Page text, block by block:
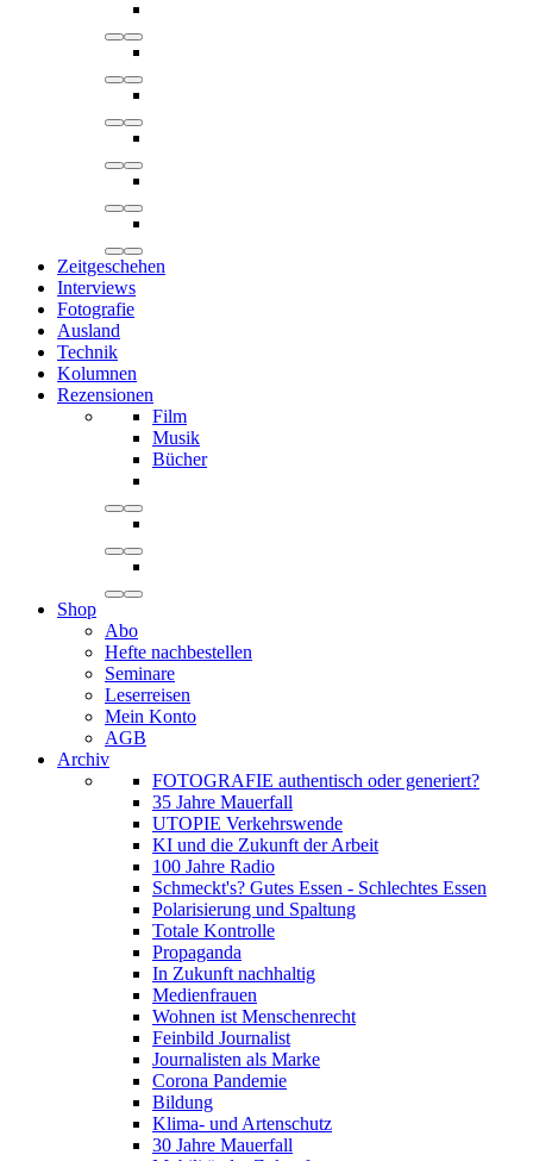
Zeitgeschehen
Interviews
Fotografie
Ausland
Technik
Kolumnen
Rezensionen
Film
Musik
Bücher
Shop
Abo
Hefte nachbestellen
Seminare
Leserreisen
Mein Konto
AGB
Archiv
FOTOGRAFIE authentisch oder generiert?
35 Jahre Mauerfall
UTOPIE Verkehrswende
KI und die Zukunft der Arbeit
100 Jahre Radio
Schmeckt's? Gutes Essen - Schlechtes Essen
Polarisierung und Spaltung
Totale Kontrolle
Propaganda
In Zukunft nachhaltig
Medienfrauen
Wohnen ist Menschenrecht
Feinbild Journalist
Journalisten als Marke
Corona Pandemie
Bildung
Klima- und Artenschutz
30 Jahre Mauerfall